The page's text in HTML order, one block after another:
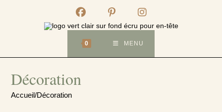
0 MENU
Décoration
Accueil/Décoration